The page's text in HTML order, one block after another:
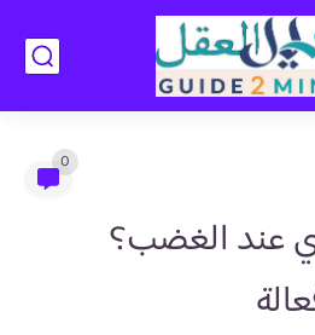
0
عند الغضب؟